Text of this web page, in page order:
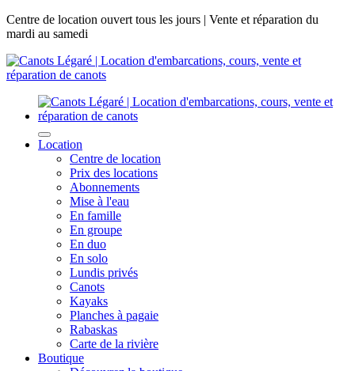
Centre de location ouvert tous les jours | Vente et réparation du
mardi au samedi
Location
Centre de location
Prix des locations
Abonnements
Mise à l'eau
En famille
En groupe
En duo
En solo
Lundis privés
Canots
Kayaks
Planches à pagaie
Rabaskas
Carte de la rivière
Boutique